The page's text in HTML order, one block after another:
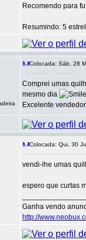
Recomendo para
Resumindo: 5
Colocada: Sáb, 28
Comprei umas
mesmo dia
Excelente
Colocada: Qui, 30
vendi-lhe umas
espero que curtas
Ganha vendo
http://